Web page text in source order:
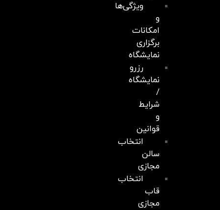
ویژگی‌ها
و
امکانات
برگزاری
نمایشگاه
رزرو
نمایشگاه
/
شرایط
و
قوانین
انتخاب
سالن
مجازی
انتخاب
قاب
مجازی